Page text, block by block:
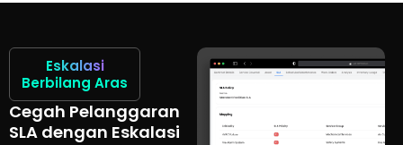
Eskalasi
Berbilang Aras
Cegah Pelanggaran
SLA dengan Eskalasi